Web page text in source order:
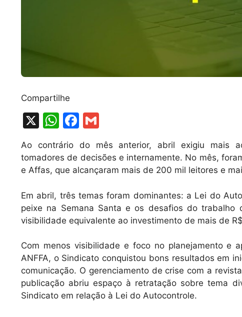
Compartilhe
X
W
h
at
s
p
p
F
a
c
e
o
o
m
ai
l
Ao contrário do mês anterior, abril exigiu mais
tomadores de decisões e internamente. No mês,
e Affas, que alcançaram mais de 200 mil leitores e
Em abril, três temas foram dominantes: a Lei do
peixe na Semana Santa e os desafios do trabalho
visibilidade equivalente ao investimento de mais de
Com menos visibilidade e foco no planejamento e
ANFFA, o Sindicato conquistou bons resultados em
comunicação. O gerenciamento de crise com a
publicação abriu espaço à retratação sobre tema
Sindicato em relação à Lei do Autocontrole.